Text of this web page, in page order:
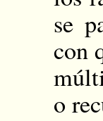
se
con
o